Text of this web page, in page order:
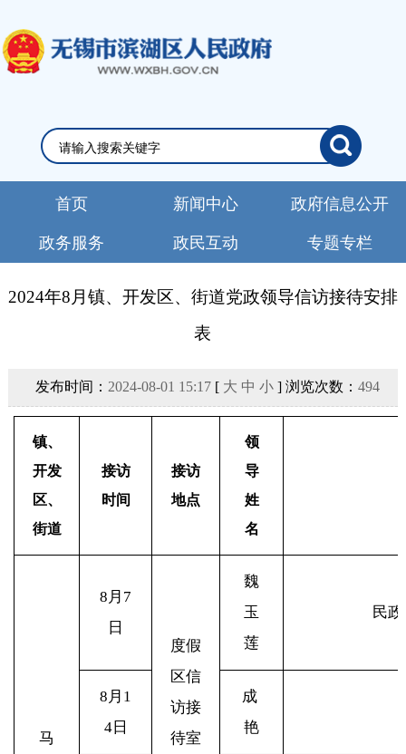
首页 新闻中心 政府信息公开
政务服务 政民互动 专题专栏
2024年8月镇、开发区、街道党政领导信访接待安排
表
发布时间： 2024-08-01 15:17[ 大 中 小] 浏览次数： 494
镇、
开发
区、
街道
接访
时间
接访
地点
领
导
姓
名
马
8 月7
日
度假
区信
访接
待室
魏
玉
莲
民
8 月1
4日
成
艳